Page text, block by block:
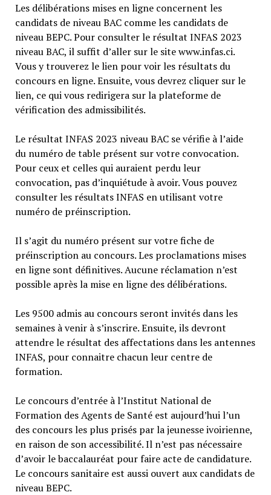
Les délibérations mises en ligne concernent les
candidats de niveau BAC comme les candidats de
niveau BEPC. Pour consulter le résultat INFAS 2023
niveau BAC, il suffit d’aller sur le site www.infas.ci.
Vous y trouverez le lien pour voir les résultats du
concours en ligne. Ensuite, vous devrez cliquer sur le
lien, ce qui vous redirigera sur la plateforme de
vérification des admissibilités.
Le résultat INFAS 2023 niveau BAC se vérifie à l’aide
du numéro de table présent sur votre convocation.
Pour ceux et celles qui auraient perdu leur
convocation, pas d’inquiétude à avoir. Vous pouvez
consulter les résultats INFAS en utilisant votre
numéro de préinscription.
Il s’agit du numéro présent sur votre fiche de
préinscription au concours. Les proclamations mises
en ligne sont définitives. Aucune réclamation n’est
possible après la mise en ligne des délibérations.
Les 9500 admis au concours seront invités dans les
semaines à venir à s’inscrire. Ensuite, ils devront
attendre le résultat des affectations dans les antennes
INFAS, pour connaitre chacun leur centre de
formation.
Le concours d’entrée à l’Institut National de
Formation des Agents de Santé est aujourd’hui l’un
des concours les plus prisés par la jeunesse ivoirienne,
en raison de son accessibilité. Il n’est pas nécessaire
d’avoir le baccalauréat pour faire acte de candidature.
Le concours sanitaire est aussi ouvert aux candidats de
niveau BEPC.